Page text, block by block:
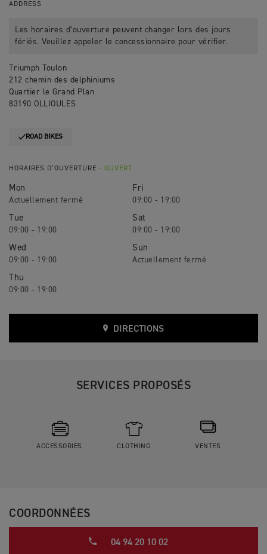
ADDRESS
Les horaires d’ouverture peuvent changer lors des jours
fériés. Veuillez appeler le concessionnaire pour vérifier.
Triumph Toulon
212 chemin des delphiniums
Quartier le Grand Plan
83190 OLLIOULES
ROAD BIKES
HORAIRES D’OUVERTURE - OUVERT
Mon
Tue
09:00 - 19:00
Wed
09:00 - 19:00
Thu
09:00 - 19:00
Fri
09:00 - 19:00
Sat
09:00 - 19:00
Sun
DIRECTIONS
SERVICES PROPOSÉS
ACCESSORIES CLOTHING VENTES
COORDONNÉES
04 94 20 10 02